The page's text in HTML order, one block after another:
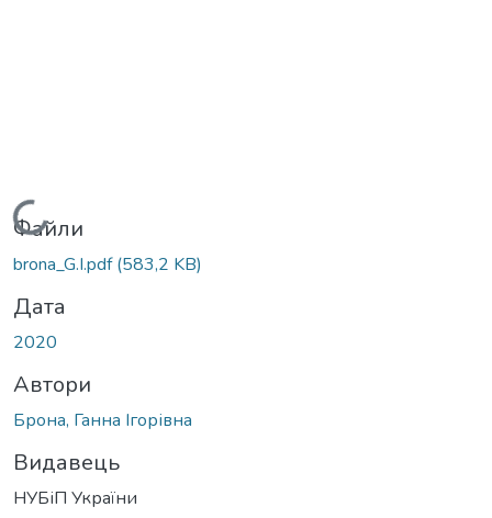
Вантажиться...
Файли
brona_G.I.pdf(583,2 KB)
Дата
2020
Автори
Брона, Ганна Ігорівна
Видавець
НУБіП України